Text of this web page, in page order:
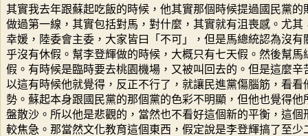
其實我去年跟蘇起吃飯的時候，他其實那個時候提過國民黨
做過第一線，其實包括對馬，對什麼，其實就有沮喪感。尤
幸媛，陸委會主委，大家皆曰「不可」，但是馬總統認為沒
乎沒有休假。幫李登輝做的時候，大概只有七天假。然後幫
假。有時候是臨時要去桃園機場，又被叫回去的。但是這麼
以這有時候他就覺得，反正不行了，就讓民進黨傷腦筋，看
勢。蘇起本身跟國民黨的那個黨的色彩不明顯，但他也覺得
盤散沙。所以他是悲觀的，當然也不看好這個新的平衡，這
較焦急。那當然文化教育這個東西，假定說是李登輝搞了至